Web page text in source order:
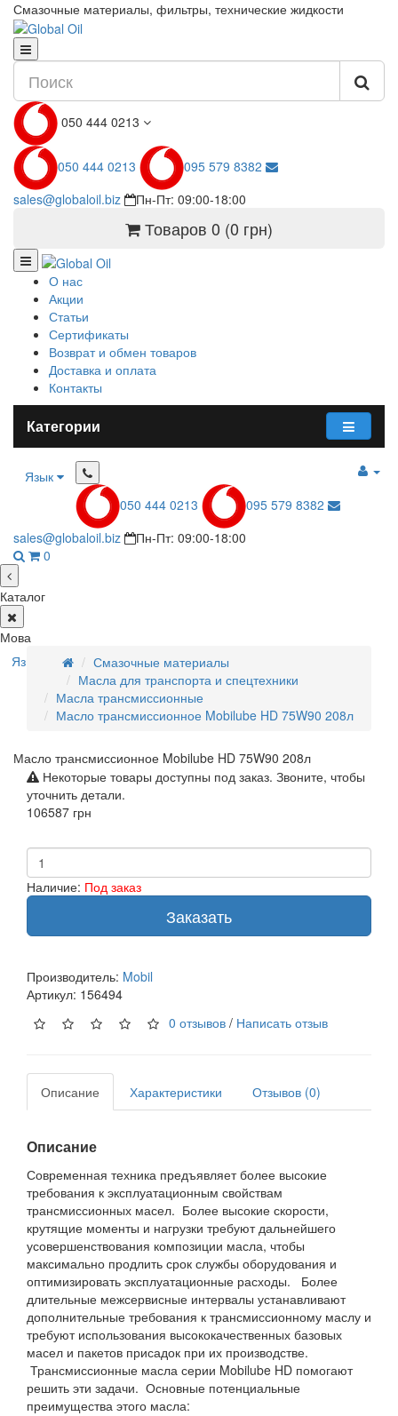
Смазочные материалы, фильтры, технические жидкости
050 444 0213
050 444 0213
095 579 8382
sales@globaloil.biz
Пн-Пт: 09:00-18:00
Товаров 0 (0 грн)
О нас
Акции
Статьи
Сертификаты
Возврат и обмен товаров
Доставка и оплата
Контакты
Категории
Язык
050 444 0213
095 579 8382
sales@globaloil.biz
Пн-Пт: 09:00-18:00
0
Каталог
Мова
Язык
Смазочные материалы
Масла для транспорта и спецтехники
Масла трансмиссионные
Масло трансмиссионное Mobilube HD 75W90 208л
Масло трансмиссионное Mobilube HD 75W90 208л
Некоторые товары доступны под заказ. Звоните, чтобы
уточнить детали.
106587 грн
Наличие: Под заказ
Заказать
Производитель: Mobil
Артикул: 156494
0 отзывов / Написать отзыв
Описание Характеристики Отзывов (0)
Описание
Современная техника предъявляет более высокие
требования к эксплуатационным свойствам
трансмиссионных масел. Более высокие скорости,
крутящие моменты и нагрузки требуют дальнейшего
усовершенствования композиции масла, чтобы
максимально продлить срок службы оборудования и
оптимизировать эксплуатационные расходы. Более
длительные межсервисные интервалы устанавливают
дополнительные требования к трансмиссионному маслу и
требуют использования высококачественных базовых
масел и пакетов присадок при их производстве.
Трансмиссионные масла серии Mobilube HD помогают
решить эти задачи. Основные потенциальные
преимущества этого масла: